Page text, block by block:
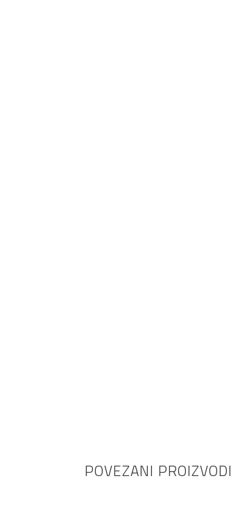
POVEZANI PROIZVODI